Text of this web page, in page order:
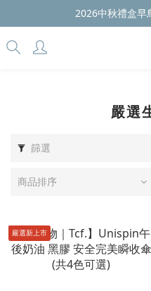
2026中秋禮盒早
嚴選
篩選
商品排序
嚴選新上市